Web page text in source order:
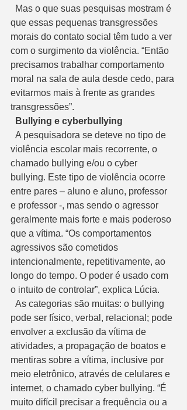
que essas pequenas transgressões
morais do contato social têm tudo a ver
com o surgimento da violência. “Então
precisamos trabalhar comportamento
moral na sala de aula desde cedo, para
evitarmos mais à frente as grandes
transgressões”.
Bullying e cyberbullying
violência escolar mais recorrente, o
chamado bullying e/ou o cyber
bullying. Este tipo de violência ocorre
entre pares – aluno e aluno, professor
e professor -, mas sendo o agressor
geralmente mais forte e mais poderoso
que a vítima. “Os comportamentos
agressivos são cometidos
intencionalmente, repetitivamente, ao
longo do tempo. O poder é usado com
o intuito de controlar”, explica Lúcia.
pode ser físico, verbal, relacional; pode
envolver a exclusão da vítima de
atividades, a propagação de boatos e
mentiras sobre a vítima, inclusive por
meio eletrônico, através de celulares e
internet, o chamado cyber bullying. “É
muito difícil precisar a frequência ou a